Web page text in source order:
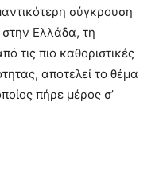
σύγκρουση
στην Ελλάδα, τη
τις πιο καθοριστικές
αποτελεί το θέμα
πήρε μέρος σ’